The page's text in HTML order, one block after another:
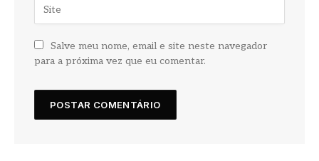
Salve meu nome, email e site neste navegador
para a próxima vez que eu comentar.